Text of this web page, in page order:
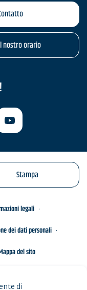
nostro orario
Stampa
legali
dei dati personali
del sito
di